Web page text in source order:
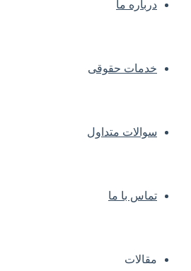
درباره ما
خدمات حقوقی
سوالات متداول
تماس با ما
مقالات